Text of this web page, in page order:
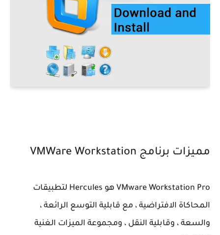
مميزات برنامج VMWare Workstation
VMware Workstation Pro هو Hercules لتطبيقات
المحاكاة الافتراضية ، مع قابلية التوسع الرائعة ،
والسعة ، وقابلية النقل ، ومجموعة الميزات الغنية